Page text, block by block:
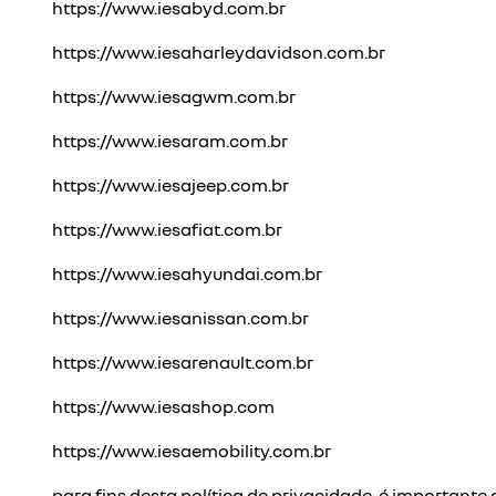
https://www.iesabyd.com.br
https://www.iesaharleydavidson.com.br
https://www.iesagwm.com.br
https://www.iesaram.com.br
https://www.iesajeep.com.br
https://www.iesafiat.com.br
https://www.iesahyundai.com.br
https://www.iesanissan.com.br
https://www.iesarenault.com.br
https://www.iesashop.com
https://www.iesaemobility.com.br